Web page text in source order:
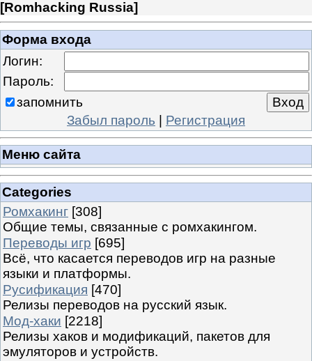
[Romhacking Russia]
Форма входа
Логин:
Пароль:
запомнить
Забыл пароль | Регистрация
Меню сайта
Categories
Ромхакинг [308]
Общие темы, связанные с ромхакингом.
Переводы игр [695]
Всё, что касается переводов игр на разные
языки и платформы.
Русификация [470]
Релизы переводов на русский язык.
Мод-хаки [2218]
Релизы хаков и модификаций, пакетов для
эмуляторов и устройств.